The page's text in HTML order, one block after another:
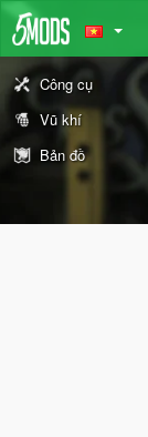
Công cụ
Vũ khí
Bản đồ